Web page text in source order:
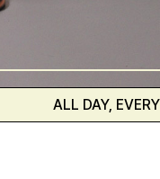
DAY, EVERYDAY